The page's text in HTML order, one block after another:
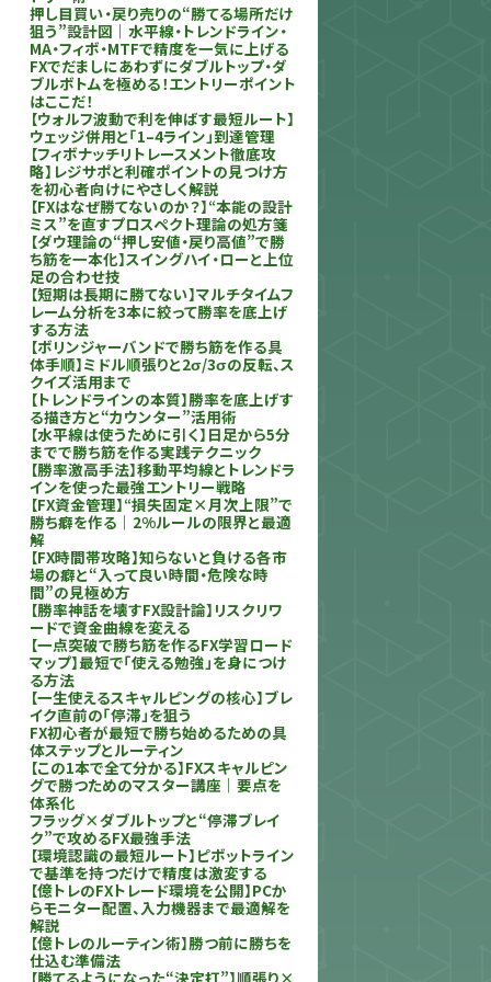
押し目買い・戻り売りの“勝てる場所だけ
狙う”設計図｜水平線・トレンドライン・
MA・フィボ・MTFで精度を一気に上げる
FXでだましにあわずにダブルトップ・ダ
ブルボトムを極める！エントリーポイント
はここだ！
【ウォルフ波動で利を伸ばす最短ルート】
ウェッジ併用と「1–4ライン」到達管理
【フィボナッチリトレースメント徹底攻
略】レジサポと利確ポイントの見つけ方
を初心者向けにやさしく解説
【FXはなぜ勝てないのか？】“本能の設計
ミス”を直すプロスペクト理論の処方箋
【ダウ理論の“押し安値・戻り高値”で勝
ち筋を一本化】スイングハイ・ローと上位
足の合わせ技
【短期は長期に勝てない】マルチタイムフ
レーム分析を3本に絞って勝率を底上げ
する方法
【ボリンジャーバンドで勝ち筋を作る具
体手順】ミドル順張りと2σ/3σの反転、ス
クイズ活用まで
【トレンドラインの本質】勝率を底上げす
る描き方と“カウンター”活用術
【水平線は使うために引く】日足から5分
までで勝ち筋を作る実践テクニック
【勝率激高手法】移動平均線とトレンドラ
インを使った最強エントリー戦略
【FX資金管理】“損失固定×月次上限”で
勝ち癖を作る｜2%ルールの限界と最適
解
【FX時間帯攻略】知らないと負ける各市
場の癖と“入って良い時間・危険な時
間”の見極め方
【勝率神話を壊すFX設計論】リスクリワ
ードで資金曲線を変える
【一点突破で勝ち筋を作るFX学習ロード
マップ】最短で「使える勉強」を身につけ
る方法
【一生使えるスキャルピングの核心】ブレ
イク直前の「停滞」を狙う
FX初心者が最短で勝ち始めるための具
体ステップとルーティン
【この1本で全て分かる】FXスキャルピン
グで勝つためのマスター講座｜要点を
体系化
フラッグ×ダブルトップと“停滞ブレイ
ク”で攻めるFX最強手法
【環境認識の最短ルート】ピボットライン
で基準を持つだけで精度は激変する
【億トレのFXトレード環境を公開】PCか
らモニター配置、入力機器まで最適解を
解説
【億トレのルーティン術】勝つ前に勝ちを
仕込む準備法